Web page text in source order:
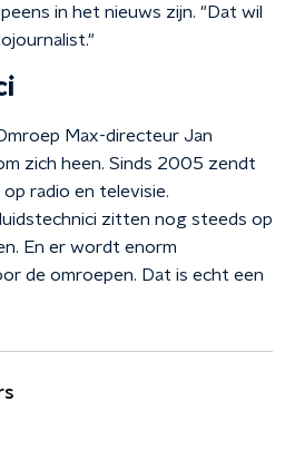
in het nieuws zijn. "Dat wil
Max-directeur Jan
zich heen. Sinds 2005 zendt
radio en televisie.
zitten nog steeds op
En er wordt enorm
de omroepen. Dat is echt een